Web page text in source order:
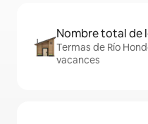
Nombre total de
Termas de Río
vacances